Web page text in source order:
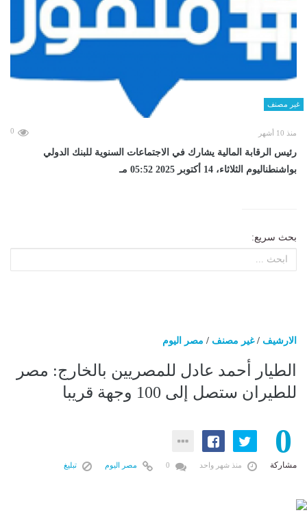
غير مصنف
منذ 10 أشهر 0
رئيس الرقابة المالية يشارك في الاجتماعات السنوية للبنك الدولي
بواشنطناليوم الثلاثاء، 14 أكتوبر 2025 05:52 مـ
بحث سريع:
الارشيف /غير مصنف / مصر اليوم
الطيار أحمد عادل للمصريين بالخارج: مصر
للطيران ستصل إلى 100 وجهة قريبا
0
مشاركة منذ شهر واحد مصر اليوم تبليغ